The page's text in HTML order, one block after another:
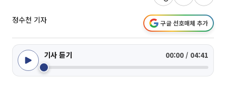
정수천 기자 구글 선호매체 추가
기사 듣기 00:00 / 04:41